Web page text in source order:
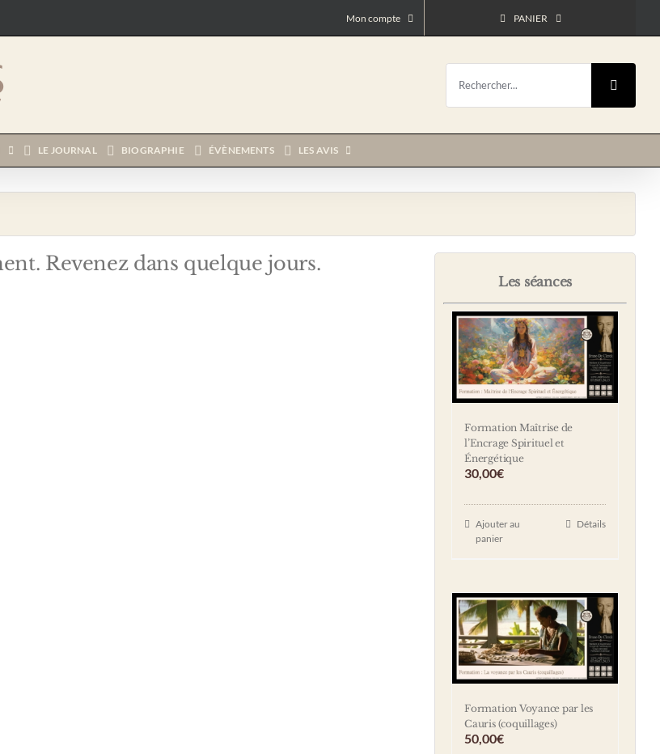
Mon compte PANIER
Rechercher:
LE JOURNAL BIOGRAPHIE ÉVÈNEMENTS LES AVIS
Revenez dans quelque jours.
Les séances
Formation Maîtrise de
l’Encrage Spirituel et
Énergétique
30,00€
Ajouter au
panier
Détails
Formation Voyance par les
Cauris (coquillages)
50,00€